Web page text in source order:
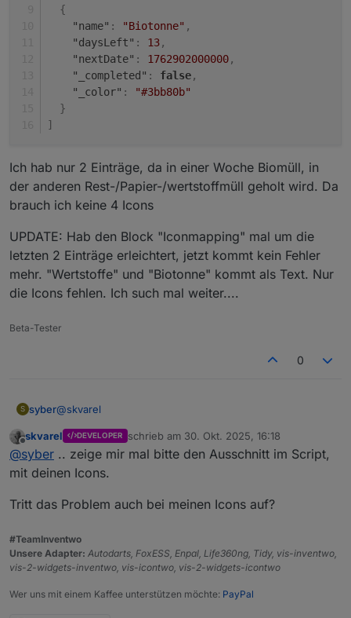
{
"name" : "Biotonne" ,
"daysLeft" : 13,
"nextDate" : 1762902000000,
"_completed" : false,
"_color" :
"#3bb80b"
}
]
Ich hab nur 2 Einträge, da in einer Woche Biomüll, in
der anderen Rest-/Papier-/wertstoffmüll geholt wird. Da
brauch ich keine 4 Icons
UPDATE: Hab den Block "Iconmapping" mal um die
letzten 2 Einträge erleichtert, jetzt kommt kein Fehler
mehr. "Wertstoffe" und "Biotonne" kommt als Text. Nur
die Icons fehlen. Ich such mal weiter....
Beta-Tester
0
S syber@skvarel
Okay, hab es jetzt erstmal mit nem script ,was alle 2min
das script neustartet, gelöst
grüsse
Offline
skvarel DEVELOPER schrieb am 30. Okt. 2025, 16:18
zuletzt editiert von
@syber .. zeige mir mal bitte den Ausschnitt im Script,
mit deinen Icons.
Tritt das Problem auch bei meinen Icons auf?
#TeamInventwo
Unsere Adapter: Autodarts, FoxESS, Enpal, Life360ng, Tidy, vis-inventwo,
vis-2-widgets-inventwo, vis-icontwo, vis-2-widgets-icontwo
Wer uns mit einem Kaffee unterstützen möchte: PayPal